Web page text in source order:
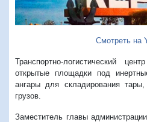
Смотреть на
Транспортно-логистический
открытые площадки под
ангары для складирования
грузов.
Заместитель главы